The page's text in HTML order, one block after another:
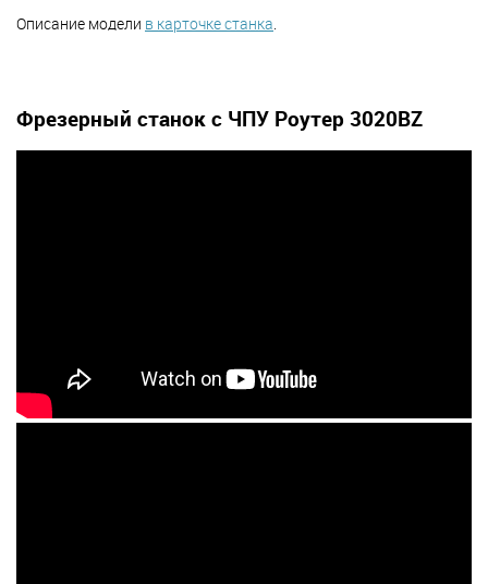
Описание модели в карточке станка
Фрезерный станок с ЧПУ Роутер 3020BZ